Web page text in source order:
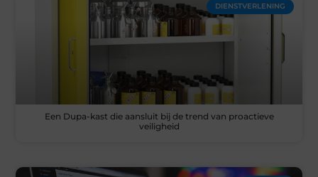
DIENSTVERLENING
Een Dupa-kast die aansluit bij de trend van proactieve
veiligheid